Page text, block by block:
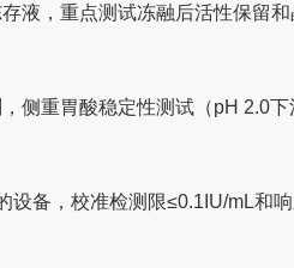
液，重点测试冻融后活性保留
侧重胃酸稳定性测试（pH 2.0
设备，校准检测限≤0.1IU/mL和